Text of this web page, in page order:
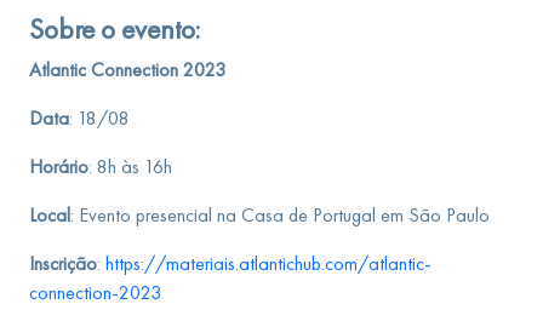
Sobre o evento:
Atlantic Connection 2023
Data: 18/08
Horário: 8h às 16h
Local: Evento presencial na Casa de Portugal em São Paulo
Inscrição: https://materiais.atlantichub.com/atlantic-
connection-2023